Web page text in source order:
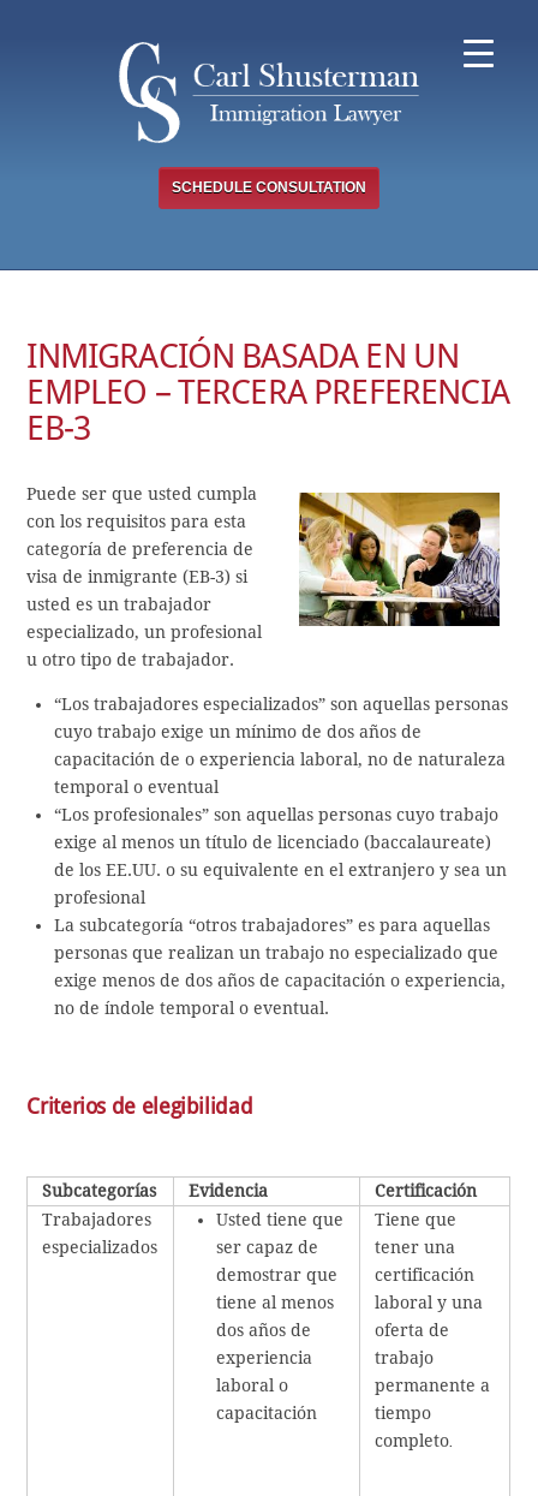
SCHEDULE CONSULTATION
INMIGRACIÓN BASADA EN UN
EMPLEO – TERCERA PREFERENCIA
EB-3
Puede ser que usted cumpla
con los requisitos para esta
categoría de preferencia de
visa de inmigrante (EB-3) si
usted es un trabajador
especializado, un profesional
u otro tipo de trabajador.
“Los trabajadores especializados” son aquellas personas
cuyo trabajo exige un mínimo de dos años de
capacitación de o experiencia laboral, no de naturaleza
temporal o eventual
“Los profesionales” son aquellas personas cuyo trabajo
exige al menos un título de licenciado (baccalaureate)
de los EE.UU. o su equivalente en el extranjero y sea un
profesional
La subcategoría “otros trabajadores” es para aquellas
personas que realizan un trabajo no especializado que
exige menos de dos años de capacitación o experiencia,
no de índole temporal o eventual.
Criterios de elegibilidad
Subcategorías Evidencia
Certificación
Trabajadores
especializados
Usted tiene que
ser capaz de
demostrar que
tiene al menos
dos años de
experiencia
laboral o
capacitación
Tiene que
tener una
certificación
laboral y una
oferta de
trabajo
permanente a
tiempo
completo